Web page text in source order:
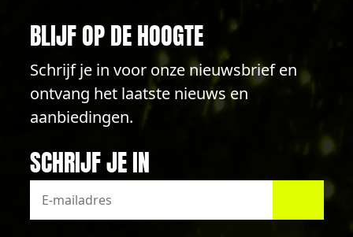
BLIJF OP DE HOOGTE
Schrijf je in voor onze nieuwsbrief en
ontvang het laatste nieuws en
aanbiedingen.
SCHRIJF JE IN